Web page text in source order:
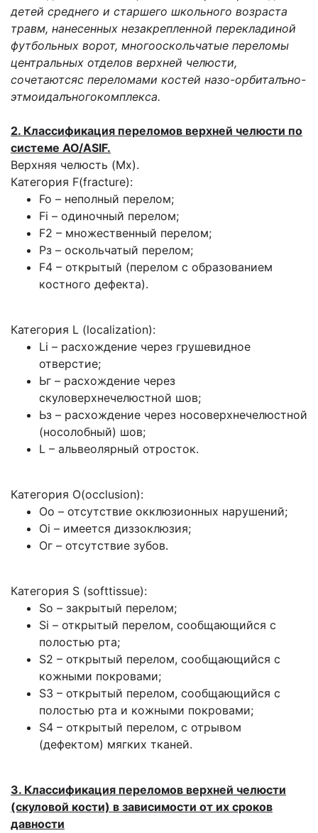
детей среднего и старшего школьного возраста
травм, нанесенных незакрепленной перекладиной
футбольных ворот, многооскольчатые переломы
центральных отделов верхней челюсти,
сочетаютсяс переломами костей назо-орбиталъно-
этмоидалъногокомплекса.
2. Классификация переломов верхней челюсти по
системе AO/ASIF.
Верхняя челюсть (Мх).
Категория F(fracture):
Fo – неполный перелом;
Fi – одиночный перелом;
F2 – множественный перелом;
Рз – оскольчатый перелом;
F4 – открытый (перелом с образованием
костного дефекта).
Категория L (localization):
Li – расхождение через грушевидное
отверстие;
Ьг – расхождение через
скуловерхнечелюстной шов;
Ьз – расхождение через носоверхнечелюстной
(носолобный) шов;
L – альвеолярный отросток.
Категория O(occlusion):
Оо – отсутствие окклюзионных нарушений;
Oi – имеется диззоклюзия;
Ог – отсутствие зубов.
Категория S (softtissue):
So – закрытый перелом;
Si – открытый перелом, сообщающийся с
полостью рта;
S2 – открытый перелом, сообщающийся с
кожными покровами;
S3 – открытый перелом, сообщающийся с
полостью рта и кожными покровами;
S4 – открытый перелом, с отрывом
(дефектом) мягких тканей.
3. Классификация переломов верхней челюсти
(скуловой кости) в зависимости от их сроков
давности